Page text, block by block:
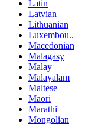
Latin
Latvian
Lithuanian
Luxembou..
Macedonian
Malagasy
Malay
Malayalam
Maltese
Maori
Marathi
Mongolian